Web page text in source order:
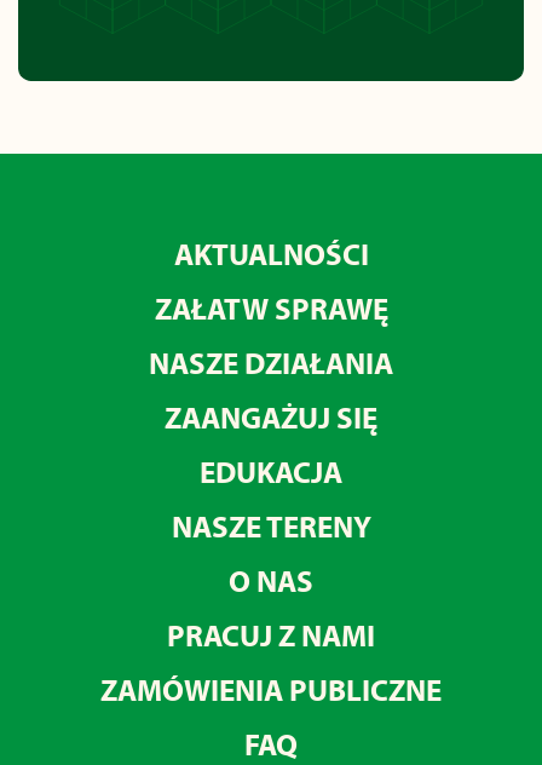
AKTUALNOŚCI
ZAŁATW SPRAWĘ
NASZE DZIAŁANIA
ZAANGAŻUJ SIĘ
EDUKACJA
NASZE TERENY
O NAS
PRACUJ Z NAMI
ZAMÓWIENIA PUBLICZNE
FAQ